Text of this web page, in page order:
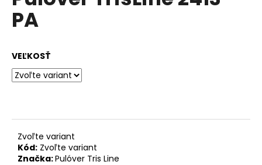
0,0
PA
VEĽKOSŤ
Zvoľte variant
Kód: Zvoľte variant
Značka:Pulóver Tris Line
á
j
ť
?